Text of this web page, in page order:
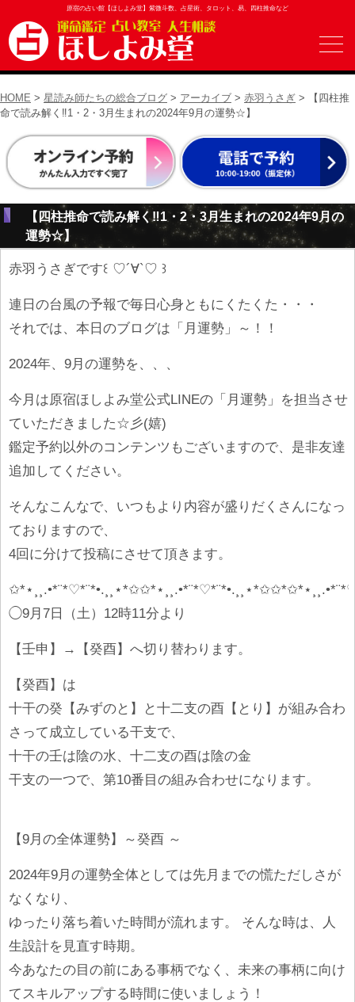
原宿の占い館【ほしよみ堂】紫微斗数、占星術、タロット、易、四柱推命など
HOME > 星読み師たちの総合ブログ > アーカイブ > 赤羽うさぎ > 【四柱推
命で読み解く‼︎1・2・3月生まれの2024年9月の運勢☆】
【四柱推命で読み解く‼︎1・2・3月生まれの2024年9月の
運勢☆】
赤羽うさぎです꒰ ♡´∀`♡ ꒱
連日の台風の予報で毎日心身ともにくたくた・・・
それでは、本日のブログは「月運勢」～！！
2024年、9月の運勢を、、、
今月は原宿ほしよみ堂公式LINEの「月運勢」を担当させ
ていただきました☆彡(嬉)
鑑定予約以外のコンテンツもございますので、是非友達
追加してください。
そんなこんなで、いつもより内容が盛りだくさんになっ
ておりますので、
4回に分けて投稿にさせて頂きます。
◯9月7日（土）12時11分より
【壬申】→【癸酉】へ切り替わります。
【癸酉】は
十干の癸【みずのと】と十二支の酉【とり】が組み合わ
さって成立している干支で、
十干の壬は陰の水、十二支の酉は陰の金
干支の一つで、第10番目の組み合わせになります。
【9月の全体運勢】～癸酉 ～
2024年9月の運勢全体としては先月までの慌ただしさが
なくなり、
ゆったり落ち着いた時間が流れます。 そんな時は、人
生設計を見直す時期。
今あなたの目の前にある事柄でなく、未来の事柄に向け
てスキルアップする時間に使いましょう！